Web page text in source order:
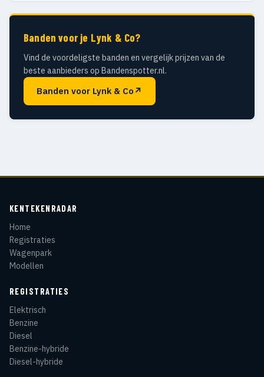
Banden voor je Lynk & Co?
Vind de voordeligste banden en vergelijk prijzen van de
beste aanbieders op Bandenspotter.nl.
Banden voor Lynk & Co ↗
KENTEKENRADAR
Home
Registraties
Wagenpark
Modellen
REGISTRATIES
Elektrisch
Benzine
Diesel
Benzine-hybride
Diesel-hybride